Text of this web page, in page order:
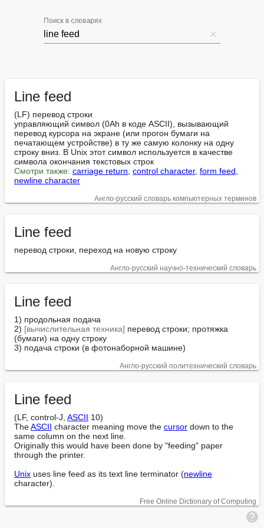
Поиск в словарях
Line feed
(LF) перевод строки
управляющий символ (0Ah в коде ASCII), вызывающий
перевод курсора на экране (или прогон бумаги на
печатающем устройстве) в ту же самую колонку на одну
строку вниз. В Unix этот символ используется в качестве
Смотри также: carriage return control character, form feed
newline character
Англо-русский словарь компьютерных терминов
Line feed
перевод строки, переход на новую строку
Англо-русский научно-технический словарь
Line feed
1) продольная подача
2) [вычислительная техника] перевод строки; протяжка
(бумаги) на одну строку
3) подача строки (в фотонаборной машине)
Англо-русский политехнический словарь
Line feed
(LF, control-J, ASCII 10)
The ASCII character meaning move the cursor down to the
same column on the next line.
Originally this would have been done by "feeding" paper
through the printer.
Unix uses line feed as its text line terminator (newline
character).
Free Online Dictionary of Computing